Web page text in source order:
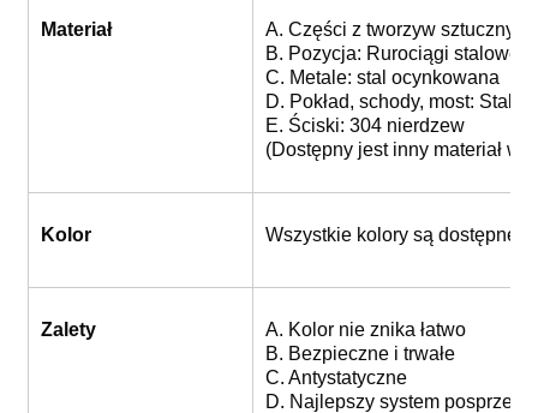
Materiał
A. Części z tworzyw
B. Pozycja: Rurociągi stalowe
C. Metale: stal ocynkowana
D. Pokład, schody, most: Stal
E. Ściski: 304 nierdzew
(Dostępny jest inny materiał w
Kolor Wszystkie kolory są dostępne
Zalety
A. Kolor nie znika łatwo
B. Bezpieczne i trwałe
C. Antystatyczne
D. Najlepszy system